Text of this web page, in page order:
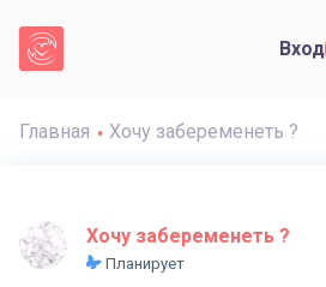
Вход
Главная Хочу забеременеть ?
Хочу забеременеть ?
Планирует